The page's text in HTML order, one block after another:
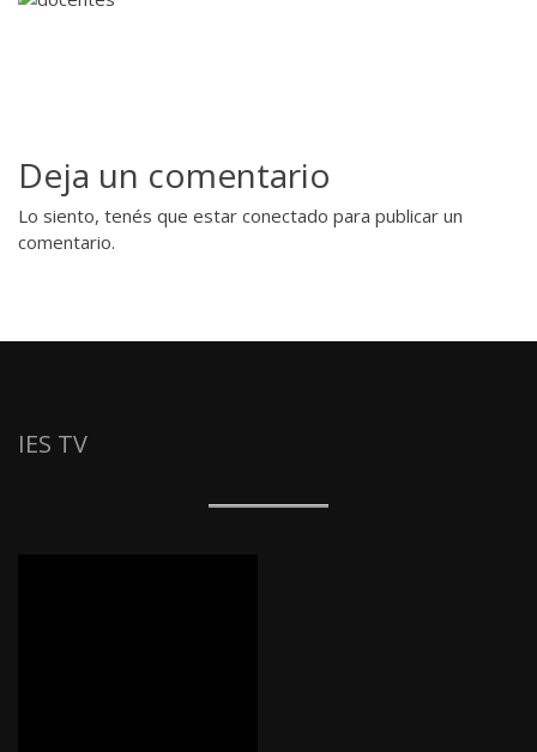
Deja un comentario
Lo siento, tenés que estar conectado para publicar un
comentario.
IES TV